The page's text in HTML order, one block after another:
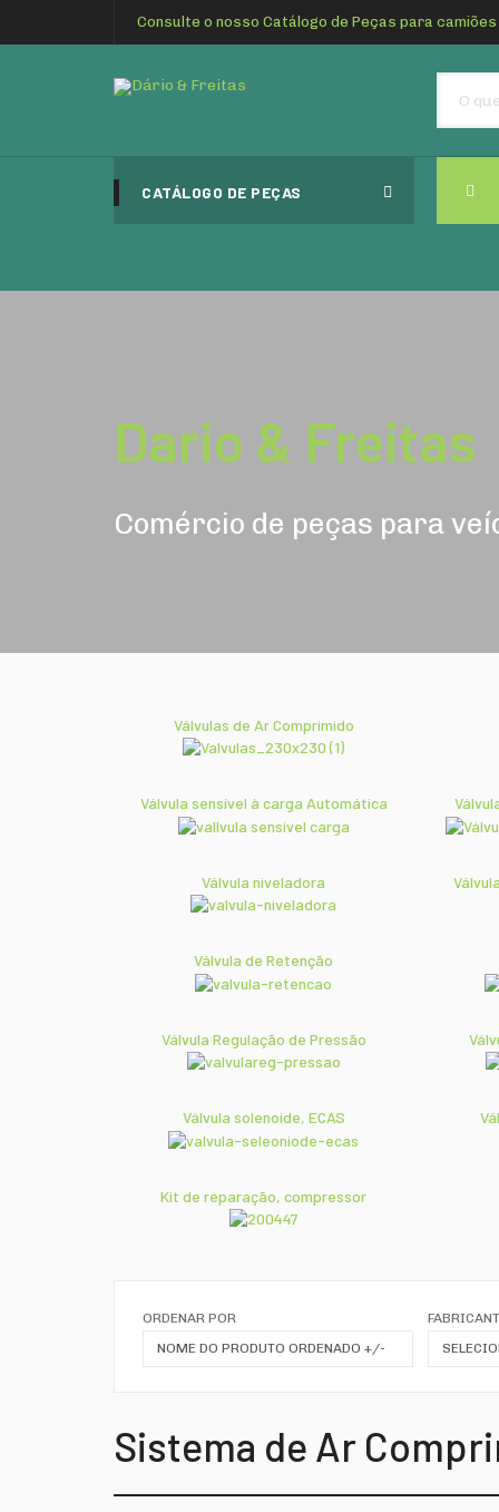
Consulte o nosso Catálogo de Peças para camiões
CATÁLOGO DE PEÇAS
Dario & Freitas
Comércio de peças para
Válvulas de Ar Comprimido
Válvula sensível à carga Automática
Válvula niveladora
Válvula de Retenção
Válvula Regulação de Pressão
Válvula solenoide, ECAS
Kit de reparação, compressor
ORDENAR POR
NOME DO PRODUTO ORDENADO +/-
Sistema de Ar